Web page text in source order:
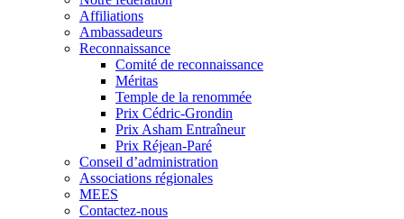
Affiliations
Ambassadeurs
Reconnaissance
Comité de reconnaissance
Méritas
Temple de la renommée
Prix Cédric-Grondin
Prix Asham Entraîneur
Prix Réjean-Paré
Conseil d’administration
Associations régionales
MEES
Contactez-nous